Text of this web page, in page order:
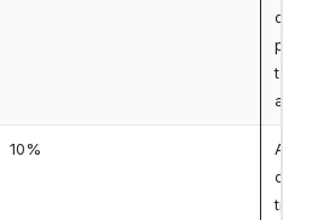
aux
10%
Avis
de